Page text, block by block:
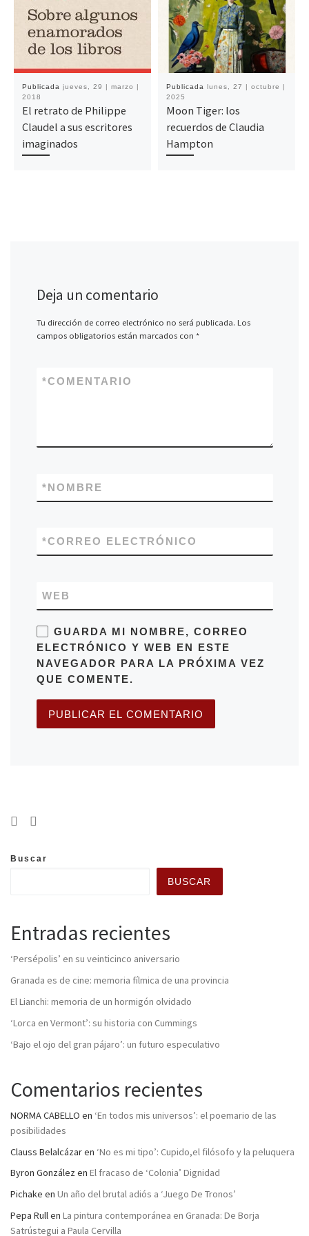
Publicada jueves, 29 | marzo |
2018
El retrato de Philippe
Claudel a sus escritores
imaginados
Publicada lunes, 27 | octubre |
2025
Moon Tiger: los
recuerdos de Claudia
Hampton
Deja un comentario
Tu dirección de correo electrónico no será publicada. Los
campos obligatorios están marcados con *
COMENTARIO
*
NOMBRE
*
CORREO ELECTRÓNICO
*
WEB
GUARDA MI NOMBRE, CORREO
ELECTRÓNICO Y WEB EN ESTE
NAVEGADOR PARA LA PRÓXIMA VEZ
QUE COMENTE.
Buscar
BUSCAR
Entradas recientes
‘Persépolis’ en su veinticinco aniversario
Granada es de cine: memoria fílmica de una provincia
El Lianchi: memoria de un hormigón olvidado
‘Lorca en Vermont’: su historia con Cummings
‘Bajo el ojo del gran pájaro’: un futuro especulativo
Comentarios recientes
NORMA CABELLO en ‘En todos mis universos’: el poemario de las
posibilidades
Clauss Belalcázaren ‘No es mi tipo’: Cupido,el filósofo y la peluquera
Byron González en El fracaso de ‘Colonia’ Dignidad
Pichake en Un año del brutal adiós a ‘Juego De Tronos’
Pepa Rullen La pintura contemporánea en Granada: De Borja
Satrústegui a Paula Cervilla